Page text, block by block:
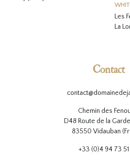
Les
La
Contact
Chemin des
D48 Route de la
83550 Vidauban
+33 (0)4 94 73